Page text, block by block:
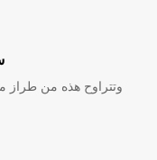
وتتراوح هذه من طراز